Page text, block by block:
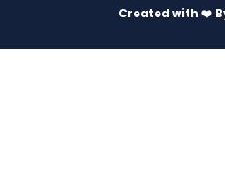
Created with ❤️